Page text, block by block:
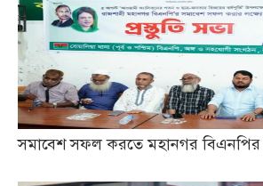
সমাবেশ সফল করতে মহানগর বিএনপির